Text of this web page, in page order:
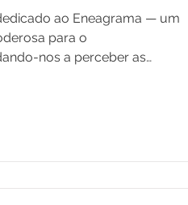
ao Eneagrama — um
para o
nos a perceber as